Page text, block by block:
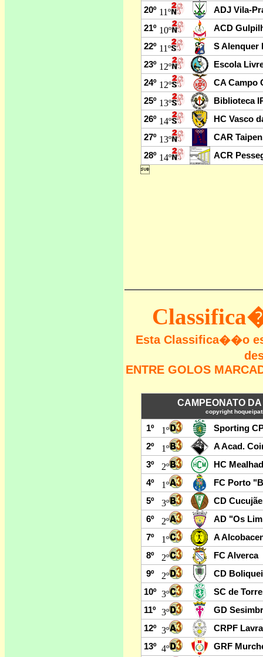
Esta Classifica��o
ENTRE GOLOS